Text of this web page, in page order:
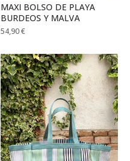
MAXI BOLSO DE PLAYA
BURDEOS Y MALVA
54,90€